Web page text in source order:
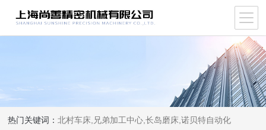
热门关键词：北村车床,兄弟加工中心,长岛磨床,诺贝特自动化